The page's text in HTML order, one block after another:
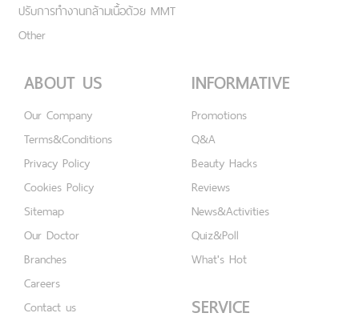
ปรับการทำงานกล้ามเนื้อด้วย MMT
Other
ABOUT US
Our Company
Terms&Conditions
Privacy Policy
Cookies Policy
Sitemap
Our Doctor
Branches
Careers
Contact us
INFORMATIVE
Promotions
Q&A
Beauty Hacks
Reviews
News&Activities
Quiz&Poll
What's Hot
SERVICE